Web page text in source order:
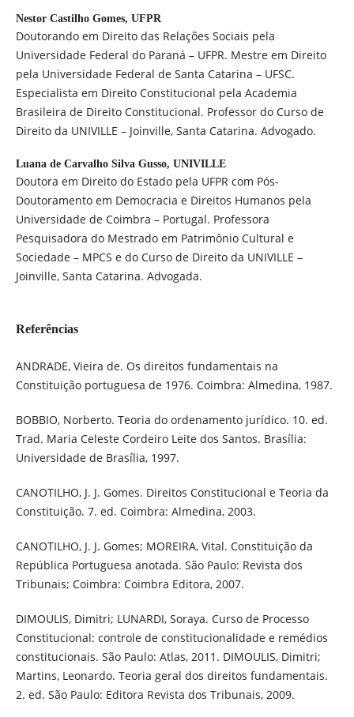
Nestor Castilho Gomes, UFPR
Doutorando em Direito das Relações Sociais pela
Universidade Federal do Paraná – UFPR. Mestre em Direito
pela Universidade Federal de Santa Catarina – UFSC.
Especialista em Direito Constitucional pela Academia
Brasileira de Direito Constitucional. Professor do Curso de
Direito da UNIVILLE – Joinville, Santa Catarina. Advogado.
Luana de Carvalho Silva Gusso, UNIVILLE
Doutora em Direito do Estado pela UFPR com Pós-
Doutoramento em Democracia e Direitos Humanos pela
Universidade de Coimbra – Portugal. Professora
Pesquisadora do Mestrado em Patrimônio Cultural e
Sociedade – MPCS e do Curso de Direito da UNIVILLE –
Joinville, Santa Catarina. Advogada.
Referências
ANDRADE, Vieira de. Os direitos fundamentais na
Constituição portuguesa de 1976. Coimbra: Almedina, 1987.
BOBBIO, Norberto. Teoria do ordenamento jurídico. 10. ed.
Trad. Maria Celeste Cordeiro Leite dos Santos. Brasília:
Universidade de Brasília, 1997.
CANOTILHO, J. J. Gomes. Direitos Constitucional e Teoria da
Constituição. 7. ed. Coimbra: Almedina, 2003.
CANOTILHO, J. J. Gomes; MOREIRA, Vital. Constituição da
República Portuguesa anotada. São Paulo: Revista dos
Tribunais; Coimbra: Coimbra Editora, 2007.
DIMOULIS, Dimitri; LUNARDI, Soraya. Curso de Processo
Constitucional: controle de constitucionalidade e remédios
constitucionais. São Paulo: Atlas, 2011. DIMOULIS, Dimitri;
Martins, Leonardo. Teoria geral dos direitos fundamentais.
2. ed. São Paulo: Editora Revista dos Tribunais, 2009.